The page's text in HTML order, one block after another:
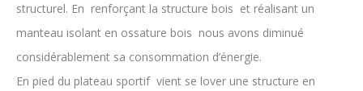
structurel. En renforçant la structure bois et réalisant un
manteau isolant en ossature bois nous avons diminué
considérablement sa consommation d’énergie.
En pied du plateau sportif vient se lover une structure en